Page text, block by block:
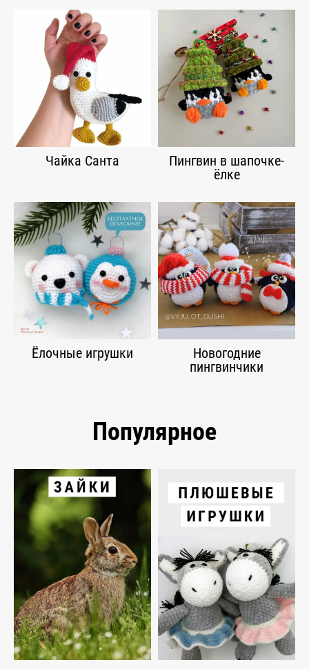
Чайка Санта
Пингвин в шапочке-
ёлке
Ёлочные игрушки
Новогодние
пингвинчики
Популярное